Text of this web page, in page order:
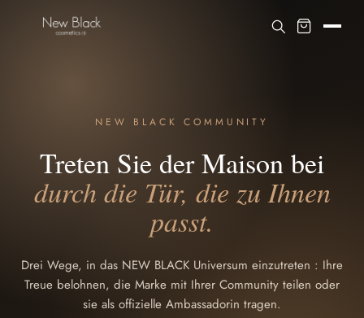
NEW BLACK COMMUNITY
Treten Sie der Maison bei
durch die Tür, die zu Ihnen
passt.
Drei Wege, in das NEW BLACK Universum einzutreten : Ihre
Treue belohnen, die Marke mit Ihrer Community teilen oder
sie als offizielle Ambassadorin tragen.